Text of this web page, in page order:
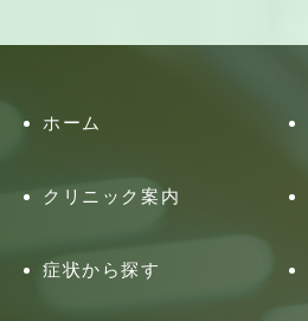
ホーム
クリニック案内
症状から探す